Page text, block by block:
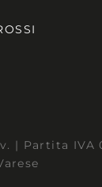
| Partita IVA